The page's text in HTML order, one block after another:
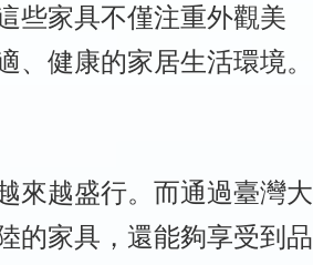
些家具不僅注重外觀美
健康的家居生活環境。
來越盛行。而通過臺灣大
的家具，還能夠享受到品